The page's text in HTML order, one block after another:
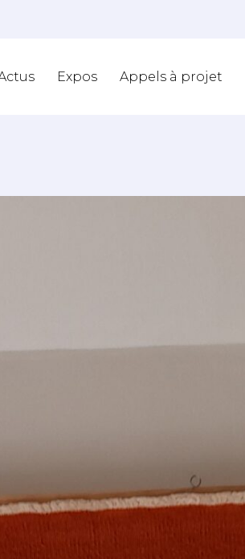
Expos Appels à projet